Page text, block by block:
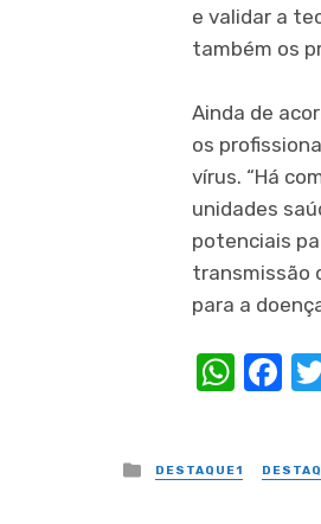
e validar a
também os
Ainda de
os
vírus. “Há
unidades
potenciais
transmissão
para a
Posted
in
DESTAQUE1